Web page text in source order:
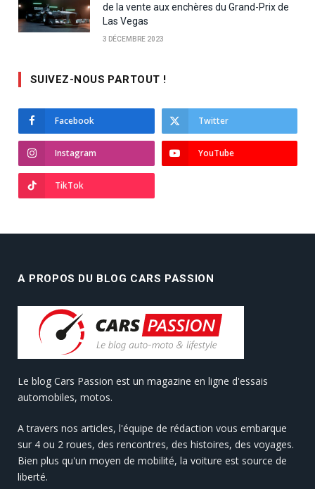
de la vente aux enchères du Grand-Prix de
Las Vegas
3 DÉCEMBRE 2023
SUIVEZ-NOUS PARTOUT !
Facebook Twitter
Instagram YouTube
TikTok
A PROPOS DU BLOG CARS PASSION
Le blog Cars Passion est un magazine en ligne d'essais
automobiles, motos.
A travers nos articles, l'équipe de rédaction vous embarque
sur 4 ou 2 roues, des rencontres, des histoires, des voyages.
Bien plus qu'un moyen de mobilité, la voiture est source de
liberté.